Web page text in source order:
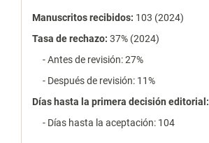
Manuscritos recibidos: 103 (2024)
Tasa de rechazo: 37% (2024)
- Antes de revisión: 27%
- Después de revisión: 11%
Días hasta la primera decisión editorial:
- Días hasta la aceptación: 104